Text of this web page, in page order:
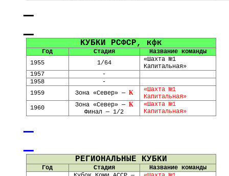
КУБКИ РСФСР, кфк
Год Стадия
Название команды
1955
1/64
«Шахта №1
Капитальная»
1957
-
1958
-
1959
Зона «Север» — К
«Шахта №1
Капитальная»
1960
Зона «Север» — К
«Шахта №1
Капитальная»
Финал — 1/2
РЕГИОНАЛЬНЫЕ КУБКИ
Год Стадия
Название команды